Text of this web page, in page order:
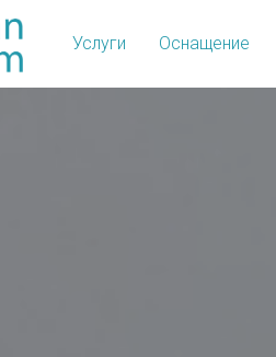
Услуги Оснащение